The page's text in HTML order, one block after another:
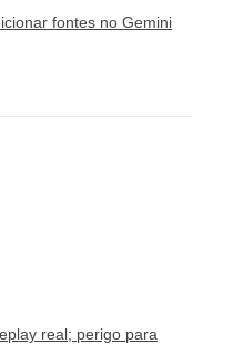
fontes no Gemini
real; perigo para